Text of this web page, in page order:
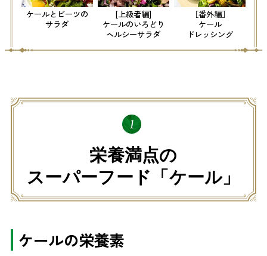
ケールとビーツの
サラダ
[上級者編]
ケールのいろどり
ヘルシーサラダ
［番外編］
ケール
ドレッシング
栄養満点の
スーパーフード「ケール」
ケールの栄養素